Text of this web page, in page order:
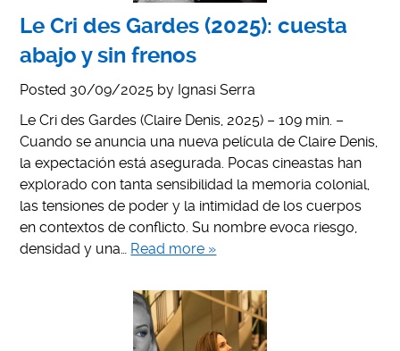
Le Cri des Gardes (2025): cuesta
abajo y sin frenos
Posted 30/09/2025 by Ignasi Serra
Le Cri des Gardes (Claire Denis, 2025) – 109 min. –
Cuando se anuncia una nueva película de Claire Denis,
la expectación está asegurada. Pocas cineastas han
explorado con tanta sensibilidad la memoria colonial,
las tensiones de poder y la intimidad de los cuerpos
en contextos de conflicto. Su nombre evoca riesgo,
densidad y una… Read more »